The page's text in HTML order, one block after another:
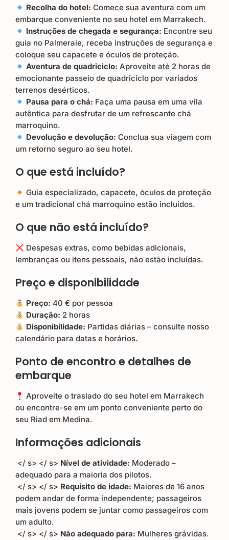
Recolha do hotel: Comece sua aventura com um
embarque conveniente no seu hotel em Marrakech.
Instruções de chegada e segurança: Encontre seu
guia no Palmeraie, receba instruções de segurança e
coloque seu capacete e óculos de proteção.
Aventura de quadriciclo: Aproveite até 2 horas de
emocionante passeio de quadriciclo por variados
terrenos desérticos.
Pausa para o chá: Faça uma pausa em uma vila
autêntica para desfrutar de um refrescante chá
marroquino.
Devolução e devolução: Conclua sua viagem com
um retorno seguro ao seu hotel.
O que está incluído?
Guia especializado, capacete, óculos de proteção
e um tradicional chá marroquino estão incluídos.
O que não está incluído?
Despesas extras, como bebidas adicionais,
lembranças ou itens pessoais, não estão incluídas.
Preço e disponibilidade
Preço: 40 € por pessoa
Duração: 2 horas
Disponibilidade: Partidas diárias – consulte nosso
calendário para datas e horários.
Ponto de encontro e detalhes de
embarque
Aproveite o traslado do seu hotel em Marrakech
ou encontre-se em um ponto conveniente perto do
seu Riad em Medina.
Informações adicionais
️ </ s> </ s> Nível de atividade: Moderado –
adequado para a maioria dos pilotos.
️ </ s> </ s> Requisito de idade: Maiores de 16 anos
podem andar de forma independente; passageiros
mais jovens podem se juntar como passageiros com
um adulto.
️ </ s> </ s> Não adequado para: Mulheres grávidas.